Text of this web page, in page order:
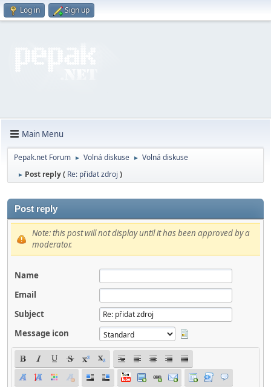
Log in Sign up
Main Menu
Pepak.net Forum ► Volná diskuse ► Volná diskuse
► Post reply ( Re: přidat zdroj)
Post reply
Note: this post will not display until it has been approved by a
moderator.
Name
Email
Subject
Message icon